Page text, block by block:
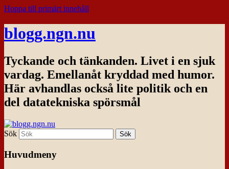
Hoppa till primärt innehåll
blogg.ngn.nu
Tyckande och tänkanden. Livet i en sjuk
vardag. Emellanåt kryddad med humor.
Här avhandlas också lite politik och en
del datatekniska spörsmål
Sök
Huvudmeny